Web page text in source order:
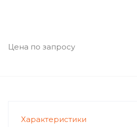
Цена по запросу
Характеристики